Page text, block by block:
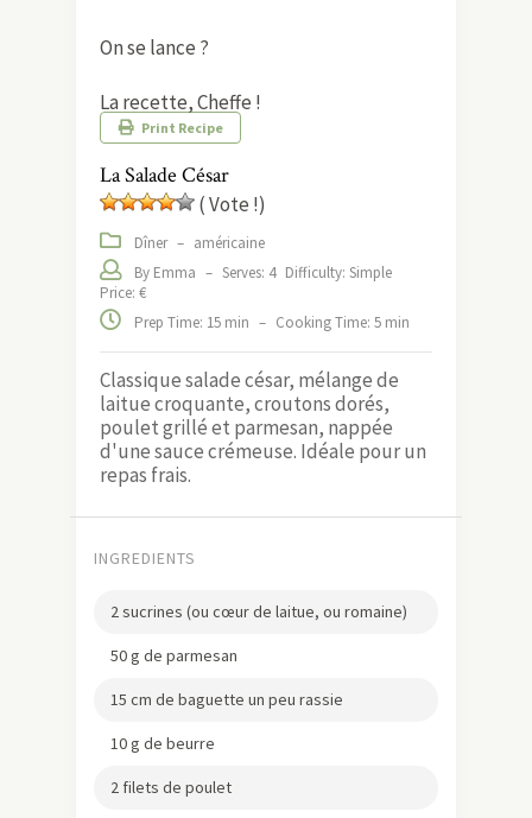
On se lance ?
La recette, Cheffe !
Print Recipe
La Salade César
( Vote !)
Dîner – américaine
By Emma – Serves: 4 Difficulty: Simple
Price: €
Prep Time: 15 min – Cooking Time: 5 min
Classique salade césar, mélange de
laitue croquante, croutons dorés,
poulet grillé et parmesan, nappée
d'une sauce crémeuse. Idéale pour un
repas frais.
INGREDIENTS
2 sucrines (ou cœur de laitue, ou romaine)
50 g de parmesan
15 cm de baguette un peu rassie
10 g de beurre
2 filets de poulet